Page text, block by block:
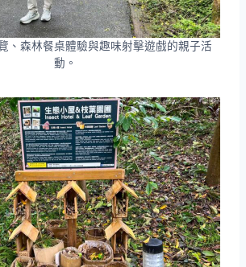
、森林餐桌體驗與趣味射擊遊戲的親子活
動。